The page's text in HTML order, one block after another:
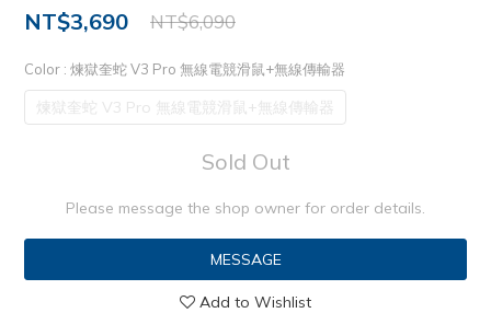
NT$3,690 NT$6,090
Color : 煉獄奎蛇 V3 Pro 無線電競滑鼠+無線傳輸器
煉獄奎蛇 V3 Pro 無線電競滑鼠+無線傳輸器
Sold Out
Please message the shop owner for order details.
MESSAGE
Add to Wishlist